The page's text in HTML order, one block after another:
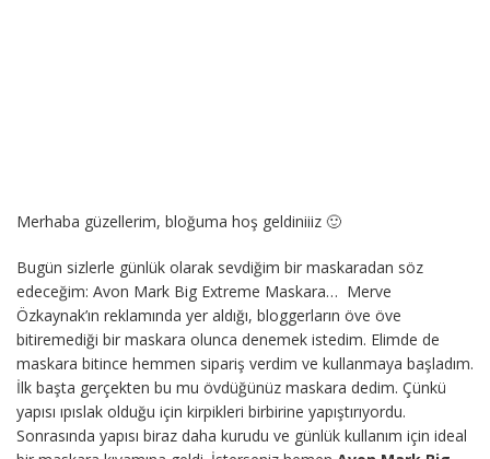
Merhaba güzellerim, bloğuma hoş geldiniiiz 🙂
Bugün sizlerle günlük olarak sevdiğim bir maskaradan söz
edeceğim: Avon Mark Big Extreme Maskara… Merve
Özkaynak’ın reklamında yer aldığı, bloggerların öve öve
bitiremediği bir maskara olunca denemek istedim. Elimde de
maskara bitince hemmen sipariş verdim ve kullanmaya başladım.
İlk başta gerçekten bu mu övdüğünüz maskara dedim. Çünkü
yapısı ıpıslak olduğu için kirpikleri birbirine yapıştırıyordu.
Sonrasında yapısı biraz daha kurudu ve günlük kullanım için ideal